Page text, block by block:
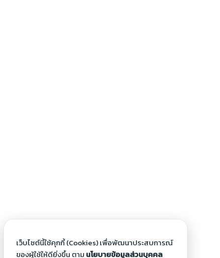
เว็บไซต์นี้ใช้คุกกี้ (Cookies) เพื่อพัฒนาประสบการณ์
ของผู้ใช้ให้ดียิ่งขึ้น ตาม นโยบายข้อมูลส่วนบุคคล